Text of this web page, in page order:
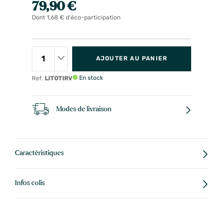
79,90 €
Dont 1,68 € d'éco-participation
Ref. LIT0TIRV
AJOUTER AU PANIER
En stock
Modes de livraison
Caractéristiques
Infos colis